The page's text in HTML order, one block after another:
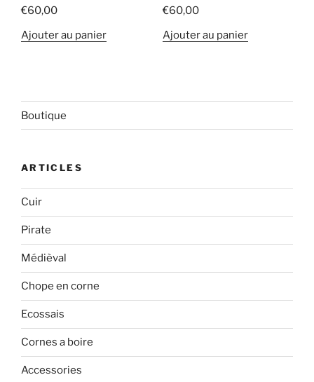
€60,00
Ajouter au panier
€60,00
Ajouter au panier
Boutique
ARTICLES
Cuir
Pirate
Médièval
Chope en corne
Ecossais
Cornes a boire
Accessories